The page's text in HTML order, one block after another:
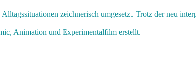
zeichnerisch umgesetzt. Trotz der neu
Animation und Experimentalfilm erstellt.